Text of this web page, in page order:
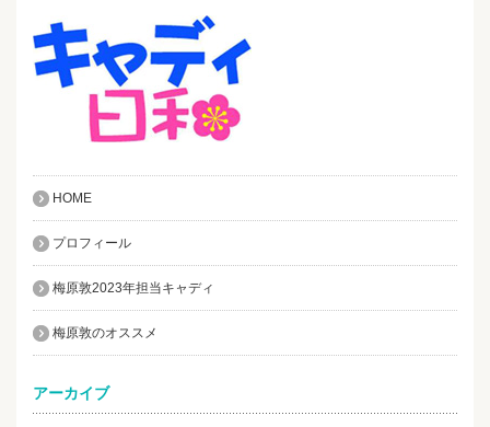
HOME
プロフィール
梅原敦2023年担当キャディ
梅原敦のオススメ
アーカイブ